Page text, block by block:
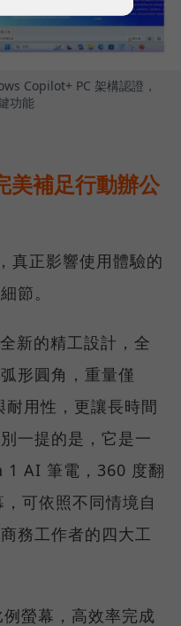
Copilot+ PC 架構認證，
功能
美補足行動辦公
真正影響使用體驗的
節。
新的精工設計，全
形圓角，重量僅
用性，更讓長時間
一提的是，它是一
1 AI 筆電，360 度翻
可依照不同情境自
務工作者的四大工
螢幕，高效率完成